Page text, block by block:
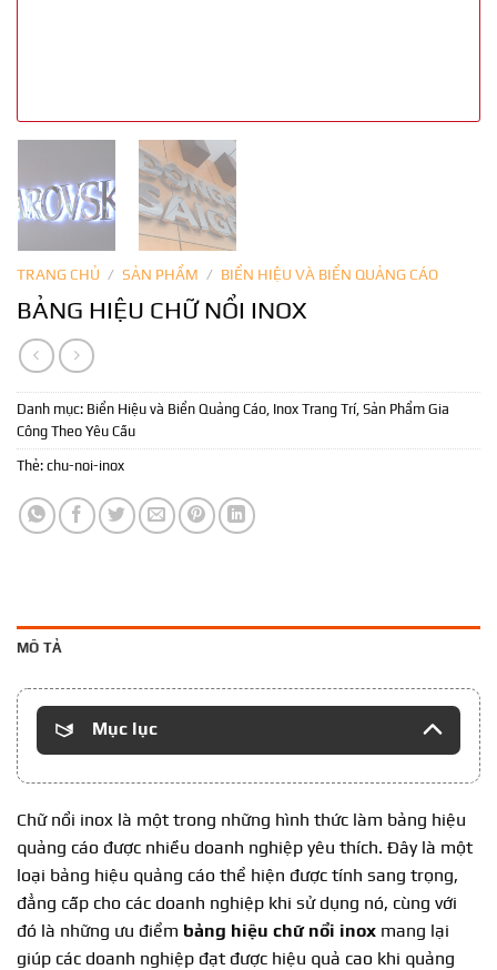
TRANG CHỦ / SẢN PHẨM / BIỂN HIỆU VÀ BIỂN QUẢNG CÁO
BẢNG HIỆU CHỮ NỔI INOX
Danh mục: Biển Hiệu và Biển Quảng Cáo Inox Trang Trí, Sản Phẩm Gia
Công Theo Yêu Cầu
Thẻ: chu-noi-inox
MÔ TẢ
Mục lục
Chữ nổi inox là một trong những hình thức làm bảng hiệu
quảng cáo được nhiều doanh nghiệp yêu thích. Đây là một
loại bảng hiệu quảng cáo thể hiện được tính sang trọng,
đẳng cấp cho các doanh nghiệp khi sử dụng nó, cùng với
đó là những ưu điểm bảng hiệu chữ nổi inox mang lại
giúp các doanh nghiệp đạt được hiệu quả cao khi quảng